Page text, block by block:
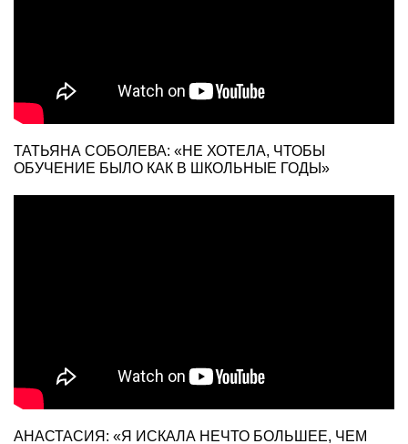
ТАТЬЯНА СОБОЛЕВА: «НЕ ХОТЕЛА, ЧТОБЫ
ОБУЧЕНИЕ БЫЛО КАК В ШКОЛЬНЫЕ ГОДЫ»
АНАСТАСИЯ: «Я ИСКАЛА НЕЧТО БОЛЬШЕЕ, ЧЕМ